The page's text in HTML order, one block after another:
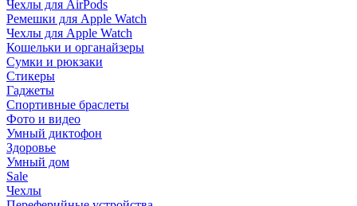
Чехлы для AirPods
Ремешки для Apple Watch
Чехлы для Apple Watch
Кошельки и органайзеры
Сумки и рюкзаки
Стикеры
Гаджеты
Спортивные браслеты
Фото и видео
Умный диктофон
Здоровье
Умный дом
Sale
Чехлы